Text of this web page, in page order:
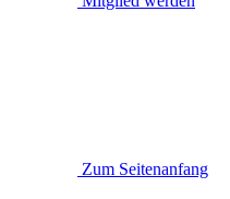
Zum Seitenanfang